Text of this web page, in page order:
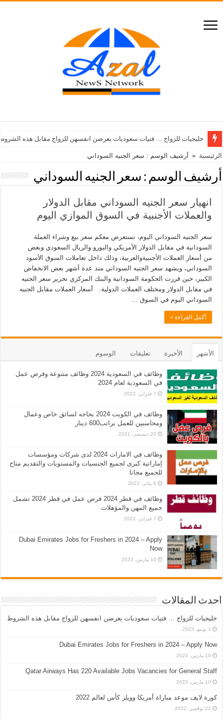
خليجيات للزواج … فتيات سعوديات يعرضن انفسهن للزواج مقابل هذه
الرئيسية » أرشيف الوسم : سعر الجنيه السوداني
أرشيف الوسم : سعر الجنيه السوداني
انهيار سعر الجنيه السوداني مقابل الدولار
والعملات الأجنبية في السوق الموازي اليوم
سعر الجنيه السوداني اليوم، نستعرض معكم سعر بيع وشراء العملة
السودانية في مقابل الدولار الأمريكي واليورو والريال السعودي وبعض
من أسعار العملات الأجنبيةوالعربية، وذلك داخل تعاملات السوق الأسود
السوداني، ويشهد سعر الجنيه السوداني منذ عدة أشهر بعض الانخفاض
الكبير، حين قررت الحكومة السودانية والبنك المركزي تحرير سعر الجنيه
في مقابل الدولار ومختلف العملات الدولية. أسعار العملات مقابل الجنيه
السوداني اليوم في السوق …
أكمل القراءة »
الأشهر الأخيرة تعليقات الوسوم
وظائف في السعودية 2024 وظائف متنوعة وفرص عمل
في السعودية لعام 2024
7 فبراير، 2022
وظائف في الكويت 2024 بحاجه لسائق خاص وعمال
ومحاسبين للعمل براتب600 دينار
20 ديسمبر، 2021
وظائف في الامارات 2024 لدى شركات ومؤسسات
إماراتية كبرى لجميع الجنسيات والمستويات والتقديم متاح
للجميع مجانا
6 يناير، 2022
وظائف في قطر 2024 فرص عمل في قطر 2024 تشمل
جميع المهن والمؤهلات
7 فبراير، 2022
Dubai Emirates Jobs for Freshers in 2024 – Apply
Now
10 مارس، 2023
احدث المقالات
خليجيات للزواج … فتيات سعوديات يعرضن انفسهن للزواج مقابل هذه الشروط
1 يونيو، 2023
Dubai Emirates Jobs for Freshers in 2024 – Apply Now
10 مارس، 2023
Qatar Airways Has 220 Available Jobs Vacancies for General Staff
10 مارس، 2023
كورة لايف موعد مباراة أمريكا وويلز كأس لعالم 2022
22 نوفمبر، 2022